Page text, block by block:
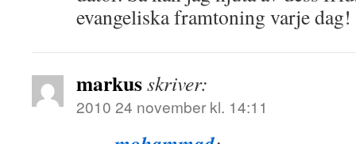
evangeliska framtoning varje dag!
markusskriver:
2010 24 november kl. 14:11